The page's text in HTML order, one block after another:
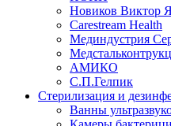
Новиков Виктор
Carestream Health
Мединдустрия
АМИКО
С.П.Гелпик
Стерилизация и
Ванны